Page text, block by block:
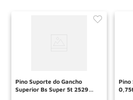
Pino Suporte do Gancho
Superior Bs Super 5t 2529
Pino